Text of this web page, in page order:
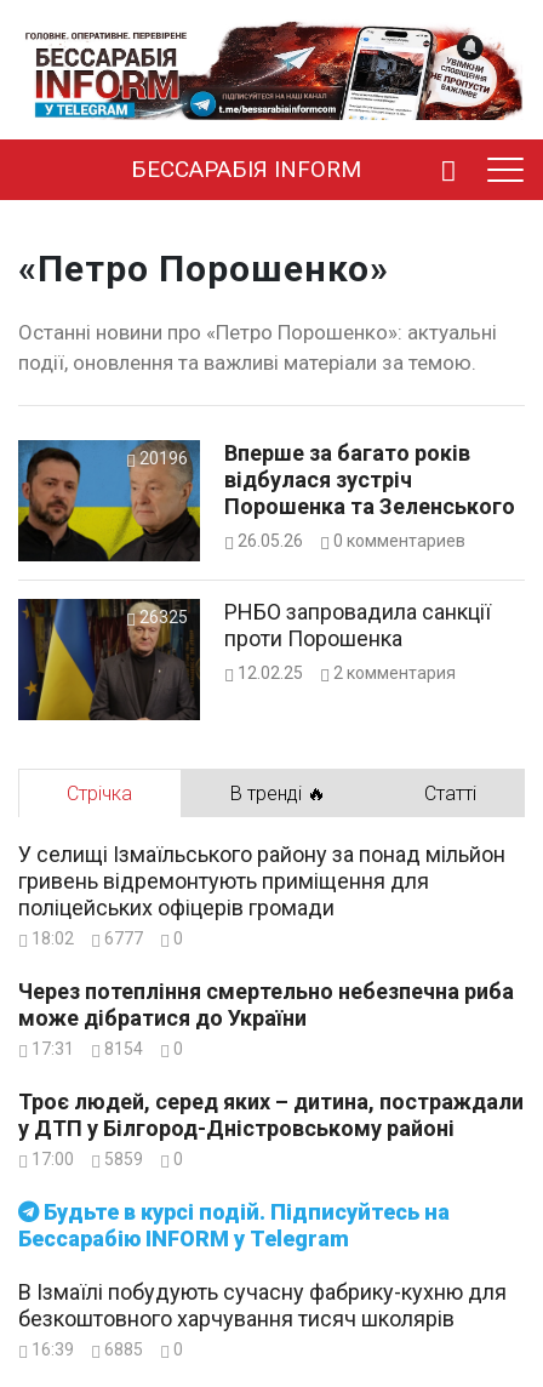
БЕССАРАБІЯ INFORM
«Петро Порошенко»
Останні новини про «Петро Порошенко»: актуальні
події, оновлення та важливі матеріали за темою.
20196
Вперше за багато років
відбулася зустріч
Порошенка та Зеленського
26.05.26 0 комментариев
26325
РНБО запровадила санкції
проти Порошенка
12.02.25 2 комментария
Стрічка В тренді 🔥 Статті
Будьте в курсі подій. Підписуйтесь на
Бессарабію INFORM у Telegram
У селищі Ізмаїльського району за понад мільйон
гривень відремонтують приміщення для
поліцейських офіцерів громади
18:02 6777 0
Через потепління смертельно небезпечна риба
може дібратися до України
17:31 8154 0
Троє людей, серед яких – дитина, постраждали
у ДТП у Білгород-Дністровському районі
17:00 5859 0
В Ізмаїлі побудують сучасну фабрику-кухню для
безкоштовного харчування тисяч школярів
16:39 6885 0